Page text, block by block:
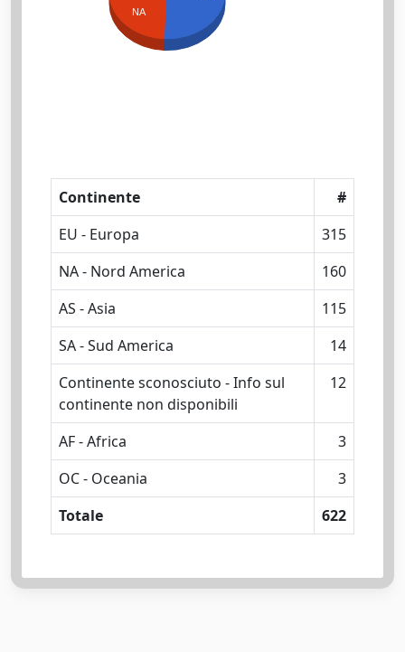
NA
Continente
#
EU - Europa
315
NA - Nord America
160
AS - Asia
115
SA - Sud America
14
Continente sconosciuto - Info sul
continente non disponibili
12
AF - Africa
3
OC - Oceania
3
Totale
622